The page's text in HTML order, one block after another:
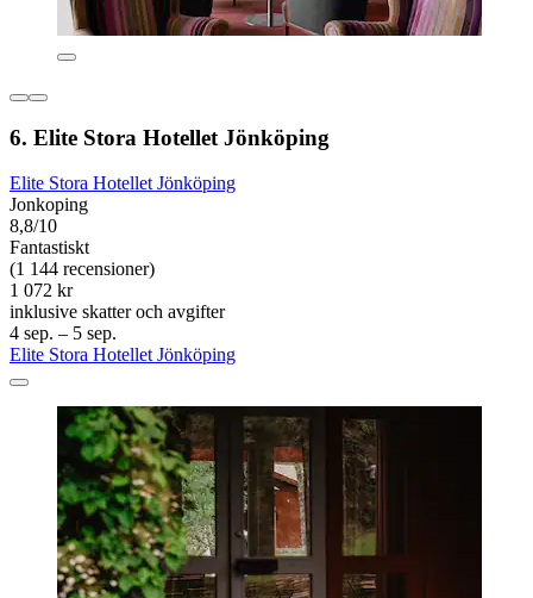
6. Elite Stora Hotellet Jönköping
Elite Stora Hotellet Jönköping
Jonkoping
8,8/10
Fantastiskt
(1 144 recensioner)
1 072 kr
inklusive skatter och avgifter
4 sep. – 5 sep.
Elite Stora Hotellet Jönköping